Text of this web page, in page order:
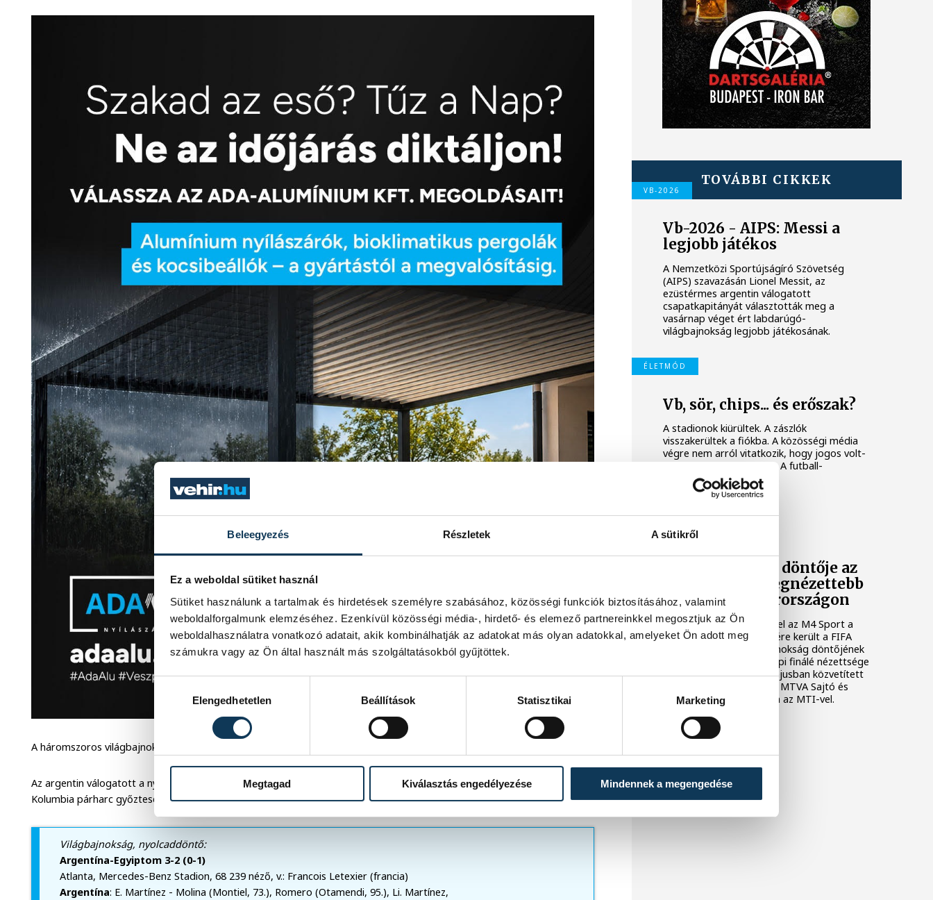
Beleegyezés Részletek A sütikről
Ez a weboldal sütiket használ
Sütiket használunk a tartalmak és hirdetések személyre szabásához, közösségi funkciók biztosításához, valamint
weboldalforgalmunk elemzéséhez. Ezenkívül közösségi média-, hirdető- és elemező partnereinkkel megosztjuk az Ön
weboldalhasználatra vonatkozó adatait, akik kombinálhatják az adatokat más olyan adatokkal, amelyeket Ön adott meg
számukra vagy az Ön által használt más szolgáltatásokból gyűjtöttek.
Hozzájárulás kiválasztása
Elengedhetetlen
Beállítások Statisztikai Marketing
Megtagad Kiválasztás engedélyezése Mindennek a megengedése
A háromszoros világbajnok először nyert mérkőzést világbajnokságon kétgólos hátrányból.
Az argentin válogatott a nyolc között vasárnap - közép-európai idő szerint - 3 órától a Svájc-
Kolumbia párharc győztesével játszik Kansas Cityben.
Világbajnokság, nyolcaddöntő:
Argentína-Egyiptom 3-2 (0-1)
Atlanta, Mercedes-Benz Stadion, 68 239 néző, v.: Francois Letexier (francia)
Argentína: E. Martínez - Molina (Montiel, 73.), Romero (Otamendi, 95.), Li. Martínez,
TOVÁBBI CIKKEK
VB-2026
Vb-2026 - AIPS: Messi a
legjobb játékos
A Nemzetközi Sportújságíró Szövetség
(AIPS) szavazásán Lionel Messit, az
ezüstérmes argentin válogatott
csapatkapitányát választották meg a
vasárnap véget ért labdarúgó-
világbajnokság legjobb játékosának.
ÉLETMÓD
Vb, sör, chips... és erőszak?
A stadionok kiürültek. A zászlók
visszakerültek a fiókba. A közösségi média
végre nem arról vitatkozik, hogy jogos volt-
e a tizenegyes vagy sem. A futball-
világbajnokság véget ért.
VB-2026
A labdarúgó-
világbajnokság döntője az
idei év eddigi legnézettebb
műsora Magyarországon
Csaknem 1,5 millió nézővel az M4 Sport a
nézettségi lista első helyére került a FIFA
2026 labdarúgó-világbajnokság döntőjének
közvetítésével. A vasárnapi finálé nézettsége
megelőzte az RTL-en májusban közvetített
BL döntőt is - közölte az MTVA Sajtó és
Marketing Irodája hétfőn az MTI-vel.